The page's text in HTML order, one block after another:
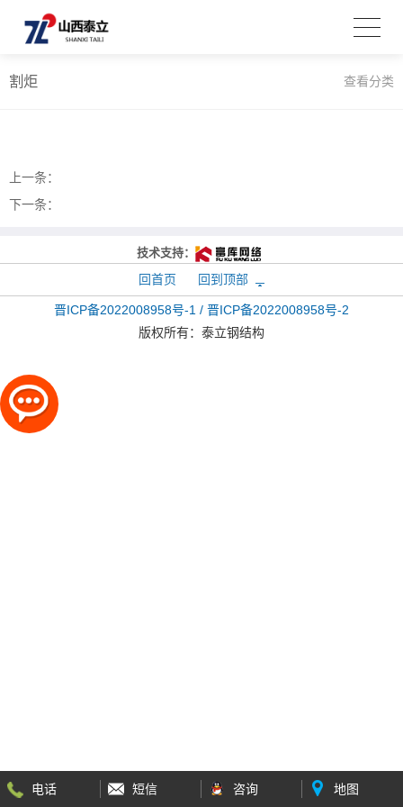
割炬 查看分类
上一条：
下一条：
技术支持：
回首页 回到顶部
晋ICP备2022008958号-1 / 晋ICP备2022008958号-2
版权所有： 泰立钢结构
电话 短信 咨询 地图